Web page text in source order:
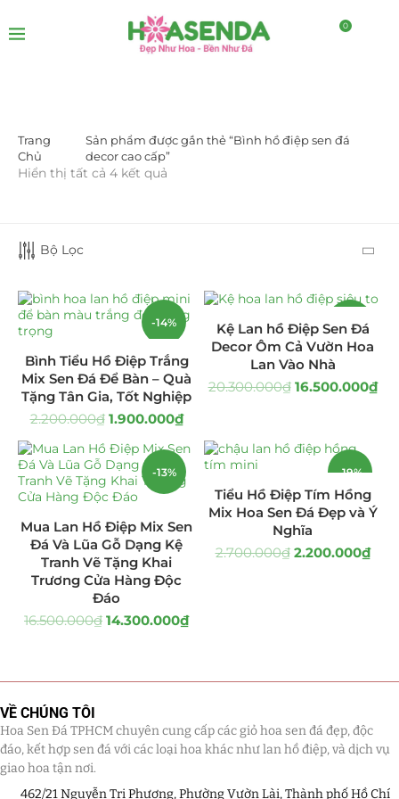
0
LỌC BỞI GIÁ
LỌC
DANH MỤC SẢN PHẨM
Giá Sỉ Đại Lý
Cây Sen Đá Giá Sỉ (137)
Chậu Sen Đá Mini
Hồ Điệp và Hoa Sen đá (289)
Lan Hồ Điệp Truyền Thống
Lũa Hồ Điệp Sen Đá
Hoa Ngày Lễ 8/3
Hoa Tặng 14/2 (16)
Hoa Tặng 20/10 (33)
Trang
Chủ
Sản phẩm được gắn thẻ “Bình hồ điệp sen đá
decor cao cấp”
Hiển thị tất cả 4 kết quả
Bộ Lọc
-14%
Bình Tiểu Hồ Điệp Trắng
Mix Sen Đá Để Bàn – Quà
Tặng Tân Gia, Tốt Nghiệp
2.200.000₫ 1.900.000₫
-19%
Kệ Lan hồ Điệp Sen Đá
Decor Ôm Cả Vườn Hoa
Lan Vào Nhà
20.300.000₫ 16.500.000₫
-13%
HOT
Mua Lan Hồ Điệp Mix Sen
Đá Và Lũa Gỗ Dạng Kệ
Tranh Vẽ Tặng Khai
Trương Cửa Hàng Độc
Đáo
16.500.000₫ 14.300.000₫
-19%
Tiểu Hồ Điệp Tím Hồng
Mix Hoa Sen Đá Đẹp và Ý
Nghĩa
2.700.000₫ 2.200.000₫
VỀ CHÚNG TÔI
Hoa Sen Đá TPHCM chuyên cung cấp các giỏ hoa sen đá đẹp, độc
đáo, kết hợp sen đá với các loại hoa khác như lan hồ điệp, và dịch vụ
giao hoa tận nơi.
462/21 Nguyễn Tri Phương, Phường Vườn Lài, Thành phố Hồ Chí